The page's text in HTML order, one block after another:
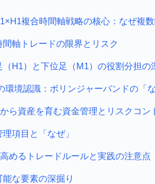
複合時間軸戦略の核心：なぜ複
間軸トレードの限界とリスク
（H1）と下位足（M1）の役割分担の
環境認識：ボリンジャーバンドの「な
ら資産を育む資金管理とリスクコン
項目と「なぜ」
めるトレードルールと実践の注意点
能な要素の深掘り